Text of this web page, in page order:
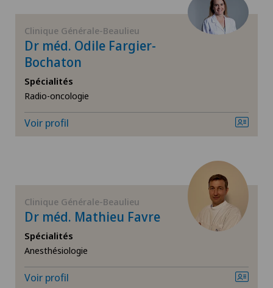
Cancer de la prostate (carcinome de la prostate)
Cancer du sein
Cardiologie
Chirurgie cervico-faciale
Chirurgie de la colonne vertébrale/du rachis
Chirurgie de la hanche
Clinique Générale-Beaulieu
Dr méd. Odile Fargier-
Bochaton
Spécialités
Radio-oncologie
Voir profil
Clinique Générale-Beaulieu
Dr méd. Mathieu Favre
Spécialités
Anesthésiologie
Voir profil